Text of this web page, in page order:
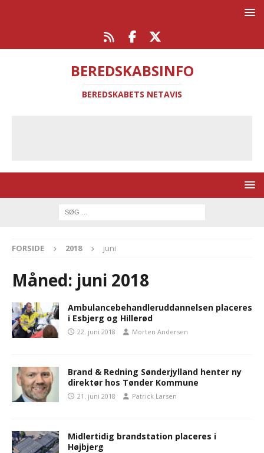
BEREDSKABSINFO
BEREDSKABETS NETAVIS
FORSIDE 2018 juni
Måned: juni 2018
Ambulancebehandleruddannelsen placeres
i Esbjerg og Hillerød
22. juni 2018 Morten Andersen
Brand & Redning Sønderjylland henter ny
direktør hos Tønder Kommune
21. juni 2018 Patrick Larsen
Midlertidig brandstation placeres i
Højbjerg